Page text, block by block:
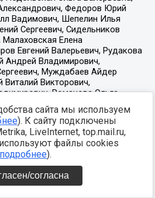
сайта мы используем
). К сайту подключены
LiveInternet, top.mail.ru,
файлы cookies
подробнее).
согласна